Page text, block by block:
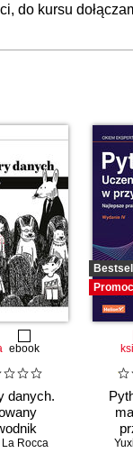
do kursu
ebook
danych.
Rocca